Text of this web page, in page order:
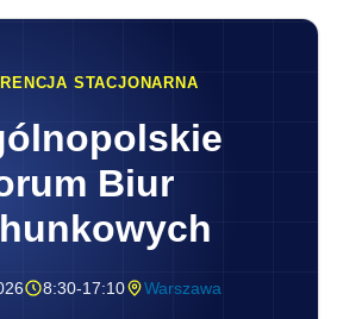
STACJONARNA
Biur
8:30-17:10 Warszawa